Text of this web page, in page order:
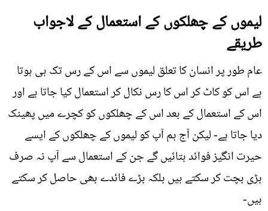
لیموں کے چھلکوں کے استعمال کے لاجواب
طریقے
عام طور پر انسان کا تعلق لیموں سے اس کے رس تک ہی ہوتا
ہے اس کو کاٹ کر اس کا رس نکال کر استعمال کیا جاتا ہے اور
اس کے استعمال کے بعد اس کے چھلکوں کو کچرے میں پھینک
دیا جاتا ہے- لیکن آج ہم آپ کو لیموں کے چھلکوں کے ایسے
حیرت انگیز فوائد بتائيں گے جن کے استعمال سے آپ نہ صرف
بڑی بچت کر سکتے ہیں بلکہ بڑے فائدے بھی حاصل کر سکتے
ہیں-